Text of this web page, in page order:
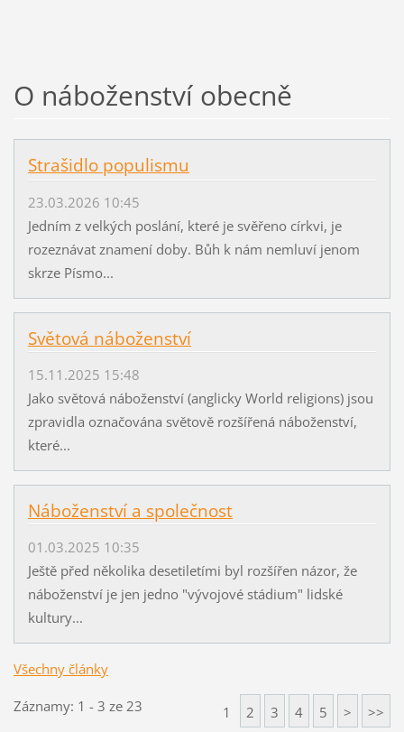
O náboženství obecně
Strašidlo populismu
23.03.2026 10:45
Jedním z velkých poslání, které je svěřeno církvi, je
rozeznávat znamení doby. Bůh k nám nemluví jenom
skrze Písmo...
Světová náboženství
15.11.2025 15:48
Jako světová náboženství (anglicky World religions) jsou
zpravidla označována světově rozšířená náboženství,
které...
Náboženství a společnost
01.03.2025 10:35
Ještě před několika desetiletími byl rozšířen názor, že
náboženství je jen jedno "vývojové stádium" lidské
kultury...
Všechny články
Záznamy: 1 - 3 ze 23 1 2 3 4 5 > >>